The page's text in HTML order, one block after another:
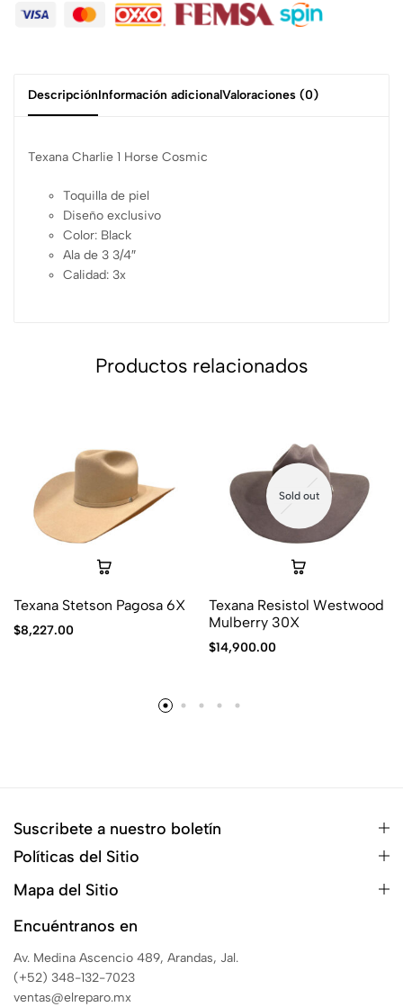
DescripciónInformación adicionalValoraciones (0)
Texana Charlie 1 Horse Cosmic
Toquilla de piel
Diseño exclusivo
Color: Black
Ala de 3 3/4″
Calidad: 3x
Productos relacionados
Texana Stetson Pagosa 6X
$8,227.00
Sold out
Texana Resistol Westwood
Mulberry 30X
$14,900.00
Suscribete a nuestro boletín
Políticas del Sitio
Mapa del Sitio
Encuéntranos en
Av. Medina Ascencio 489, Arandas, Jal.
(+52) 348-132-7023
ventas@elreparo.mx